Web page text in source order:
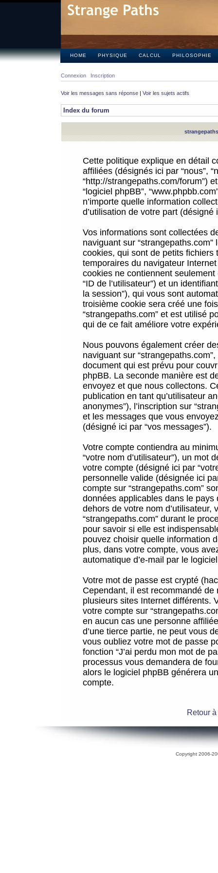
HOME PHYSIQUE CALCUL PHILOSOPHIE
Connexion Inscription
Voir les messages sans réponse | Voir les sujets actifs
Index du forum
Cette politique explique en détail
affiliées (désignés ici par “nous”,
“http://strangepaths.com/forum”)
“logiciel phpBB”,
n’importe quelle information
d’utilisation de votre part (désigné
Vos informations sont collectées
naviguant sur
cookies, qui sont de petits
temporaires du navigateur
cookies ne contiennent
“ID de l’utilisateur”) et un
la session”), qui vous sont
troisième cookie sera créé une
“strangepaths.com” et est utilisé
qui de ce fait améliore votre
Nous pouvons également créer
naviguant sur
document qui est prévu pour
phpBB. La seconde manière est
envoyez et que nous collectons.
publication en tant qu’utilisateur
anonymes”), l’inscription sur
et les messages que vous
(désigné ici par “vos messages”).
Votre compte contiendra au
“votre nom d’utilisateur”), un mot
votre compte (désigné ici par
personnelle valide (désignée ici
compte sur “strangepaths.com”
données applicables dans le
dehors de votre nom
“strangepaths.com” durant le
pour savoir si elle est
pouvez choisir quelle information
plus, dans votre compte, vous
automatique d’e-mail par le
Votre mot de passe est crypté
Cependant, il est recommandé
plusieurs sites Internet différents.
votre compte sur
en aucun cas une personne
d’une tierce partie, ne peut vous
vous oubliez votre mot de passe
fonction “J’ai perdu mon mot de
processus vous demandera de
alors le logiciel phpBB générera
compte.
Retour
Copyright 2006-